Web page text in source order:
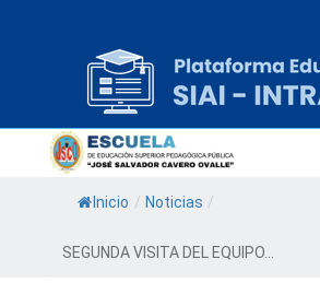
Inicio / Noticias /
SEGUNDA VISITA DEL EQUIPO...